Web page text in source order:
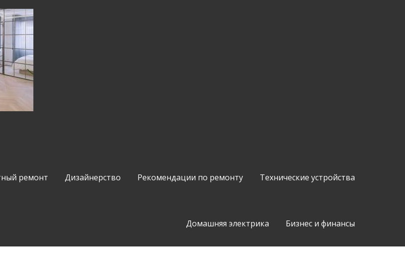
ремонт Дизайнерство Рекомендации по ремонту Технические устройства
Домашняя электрика Бизнес и финансы